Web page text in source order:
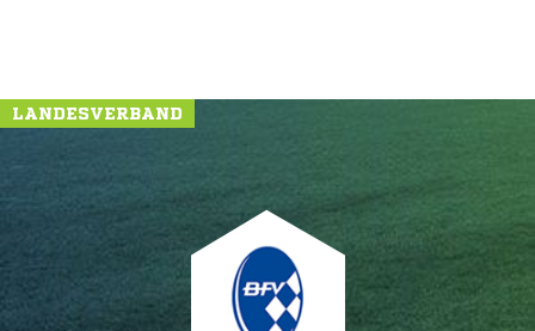
* Pflichtfelder
LANDESVERBAND